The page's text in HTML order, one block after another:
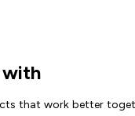
with
that work better